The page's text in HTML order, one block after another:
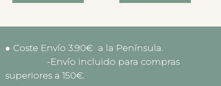
● Coste Envío 3.90€ a la Península.
-Envío incluido para compras
superiores a 150€.